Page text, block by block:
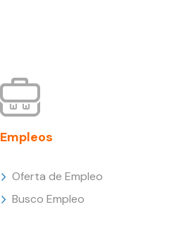
Empleos
Oferta de Empleo
Busco Empleo